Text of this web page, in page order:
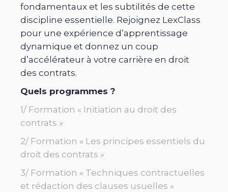
fondamentaux et les subtilités de cette
discipline essentielle. Rejoignez LexClass
pour une expérience d’apprentissage
dynamique et donnez un coup
d’accélérateur à votre carrière en droit
des contrats.
Quels programmes ?
1/ Formation « Initiation au droit des
contrats »
2/ Formation « Les principes essentiels du
droit des contrats »
3/ Formation « Techniques contractuelles
et rédaction des clauses usuelles «